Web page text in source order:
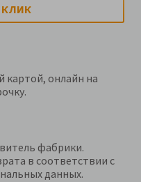
КЛИК
картой, онлайн на
фабрики.
в соответствии с
данных.